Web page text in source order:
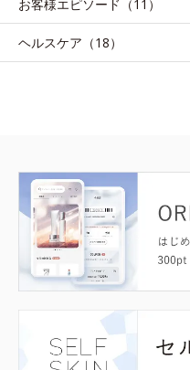
お客様エピソード（11）
ヘルスケア（18）